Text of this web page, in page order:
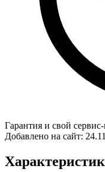
Гарантия и свой
Добавлено на сайт: